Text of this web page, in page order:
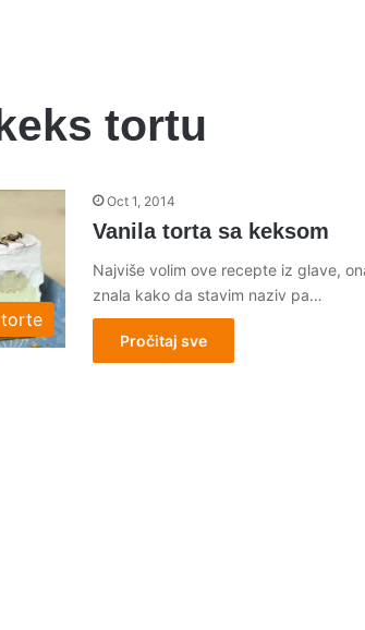
tortu
torte
Oct 1, 2014
Vanila torta sa keksom
Najviše volim ove recepte iz glave,
znala kako da stavim naziv pa…
Pročitaj sve